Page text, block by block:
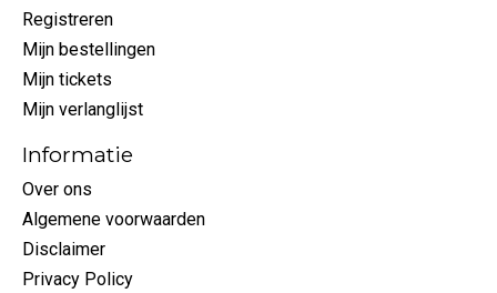
Registreren
Mijn bestellingen
Mijn tickets
Mijn verlanglijst
Informatie
Over ons
Algemene voorwaarden
Disclaimer
Privacy Policy